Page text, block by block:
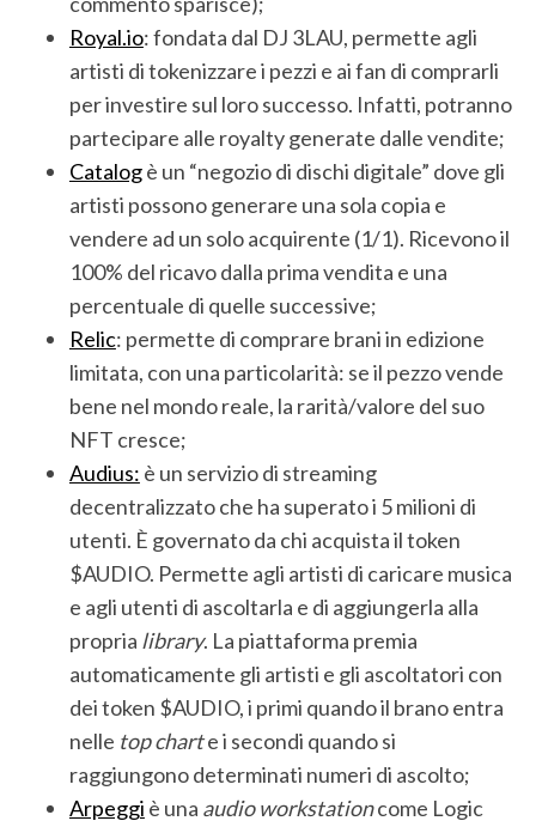
Royal.io: fondata dal DJ 3LAU, permette agli
artisti di tokenizzare i pezzi e ai fan di comprarli
per investire sul loro successo. Infatti, potranno
partecipare alle royalty generate dalle vendite;
Catalogè un “negozio di dischi digitale” dove gli
artisti possono generare una sola copia e
vendere ad un solo acquirente (1/1). Ricevono il
100% del ricavo dalla prima vendita e una
percentuale di quelle successive;
Relic: permette di comprare brani in edizione
limitata, con una particolarità: se il pezzo vende
bene nel mondo reale, la rarità/valore del suo
NFT cresce;
Audius: è un servizio di streaming
decentralizzato che ha superato i 5 milioni di
utenti. È governato da chi acquista il token
$AUDIO. Permette agli artisti di caricare musica
e agli utenti di ascoltarla e di aggiungerla alla
propria library. La piattaforma premia
automaticamente gli artisti e gli ascoltatori con
dei token $AUDIO, i primi quando il brano entra
nelle top charte i secondi quando si
raggiungono determinati numeri di ascolto;
Arpeggi è una audio workstationcome Logic